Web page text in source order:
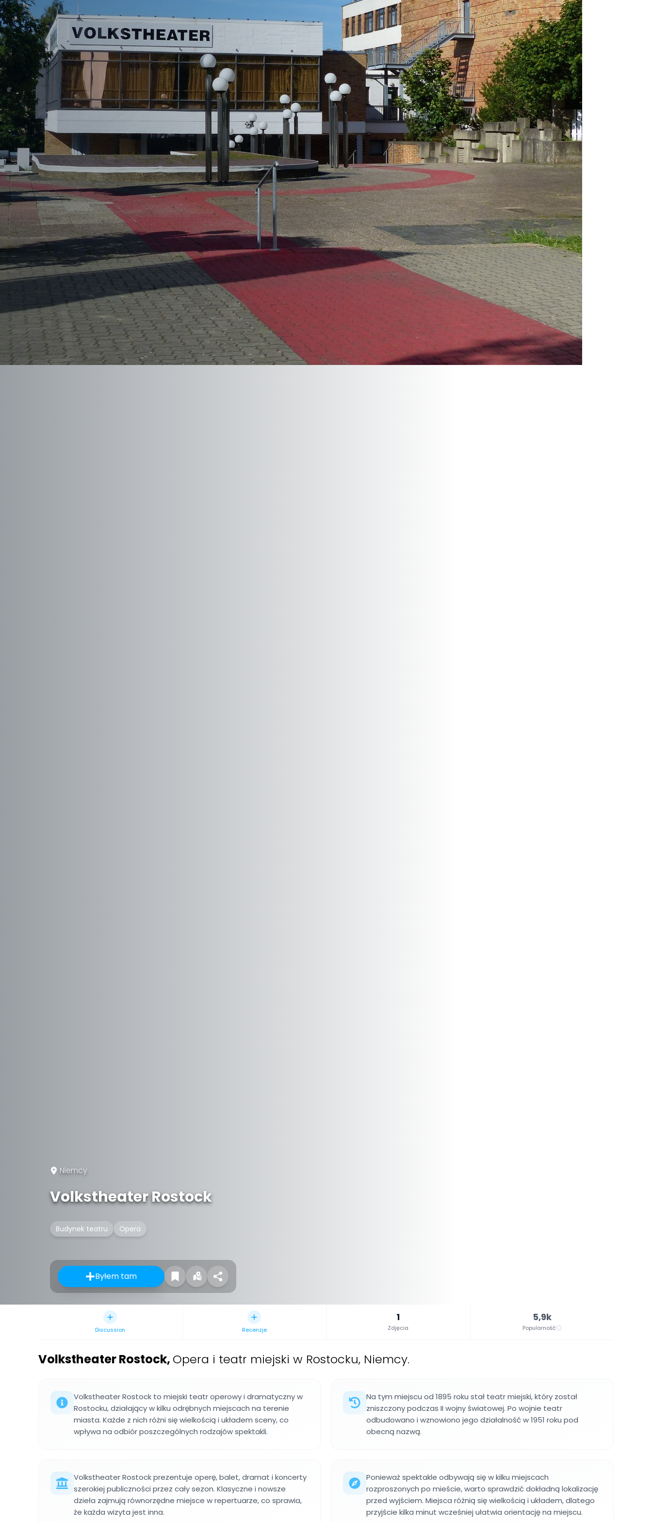
Niemcy
Volkstheater Rostock
Budynek teatru Opera
Byłem tam
Discussion Recenzje
1
Zdjęcia
5,9k
Popularność
Volkstheater Rostock, Opera i teatr miejski w Rostocku, Niemcy.
Volkstheater Rostock to miejski teatr operowy i dramatyczny w
Rostocku, działający w kilku odrębnych miejscach na terenie
miasta. Każde z nich różni się wielkością i układem sceny, co
wpływa na odbiór poszczególnych rodzajów spektakli.
Na tym miejscu od 1895 roku stał teatr miejski, który został
zniszczony podczas II wojny światowej. Po wojnie teatr
odbudowano i wznowiono jego działalność w 1951 roku pod
obecną nazwą.
Volkstheater Rostock prezentuje operę, balet, dramat i koncerty
szerokiej publiczności przez cały sezon. Klasyczne i nowsze
dzieła zajmują równorzędne miejsce w repertuarze, co sprawia,
że każda wizyta jest inna.
Ponieważ spektakle odbywają się w kilku miejscach
rozproszonych po mieście, warto sprawdzić dokładną lokalizację
przed wyjściem. Miejsca różnią się wielkością i układem, dlatego
przyjście kilka minut wcześniej ułatwia orientację na miejscu.